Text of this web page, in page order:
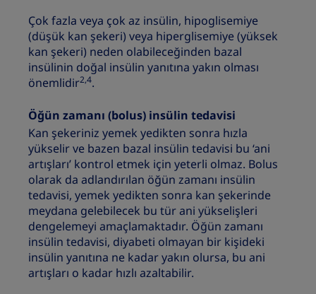
Çok fazla veya çok az insülin, hipoglisemiye
(düşük kan şekeri) veya hiperglisemiye (yüksek
kan şekeri) neden olabileceğinden bazal
insülinin doğal insülin yanıtına yakın olması
önemlidir2,4.
Öğün zamanı (bolus) insülin tedavisi
Kan şekeriniz yemek yedikten sonra hızla
yükselir ve bazen bazal insülin tedavisi bu ‘ani
artışları’ kontrol etmek için yeterli olmaz. Bolus
olarak da adlandırılan öğün zamanı insülin
tedavisi, yemek yedikten sonra kan şekerinde
meydana gelebilecek bu tür ani yükselişleri
dengelemeyi amaçlamaktadır. Öğün zamanı
insülin tedavisi, diyabeti olmayan bir kişideki
insülin yanıtına ne kadar yakın olursa, bu ani
artışları o kadar hızlı azaltabilir.